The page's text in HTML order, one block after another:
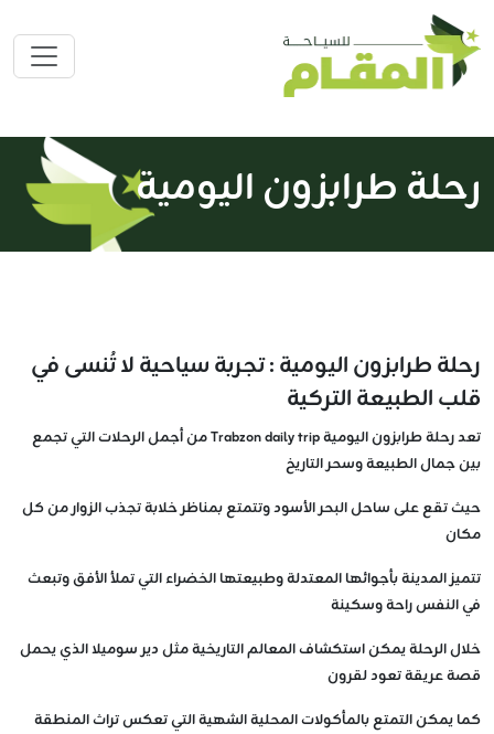
رحلة طرابزون اليومية
رحلة طرابزون اليومية : تجربة سياحية لا تُنسى في
قلب الطبيعة التركية
تعد رحلة طرابزون اليومية Trabzon daily trip من أجمل الرحلات التي تجمع
بين جمال الطبيعة وسحر التاريخ
حيث تقع على ساحل البحر الأسود وتتمتع بمناظر خلابة تجذب الزوار من كل
مكان
تتميز المدينة بأجوائها المعتدلة وطبيعتها الخضراء التي تملأ الأفق وتبعث
في النفس راحة وسكينة
خلال الرحلة يمكن استكشاف المعالم التاريخية مثل دير سوميلا الذي يحمل
قصة عريقة تعود لقرون
كما يمكن التمتع بالمأكولات المحلية الشهية التي تعكس تراث المنطقة